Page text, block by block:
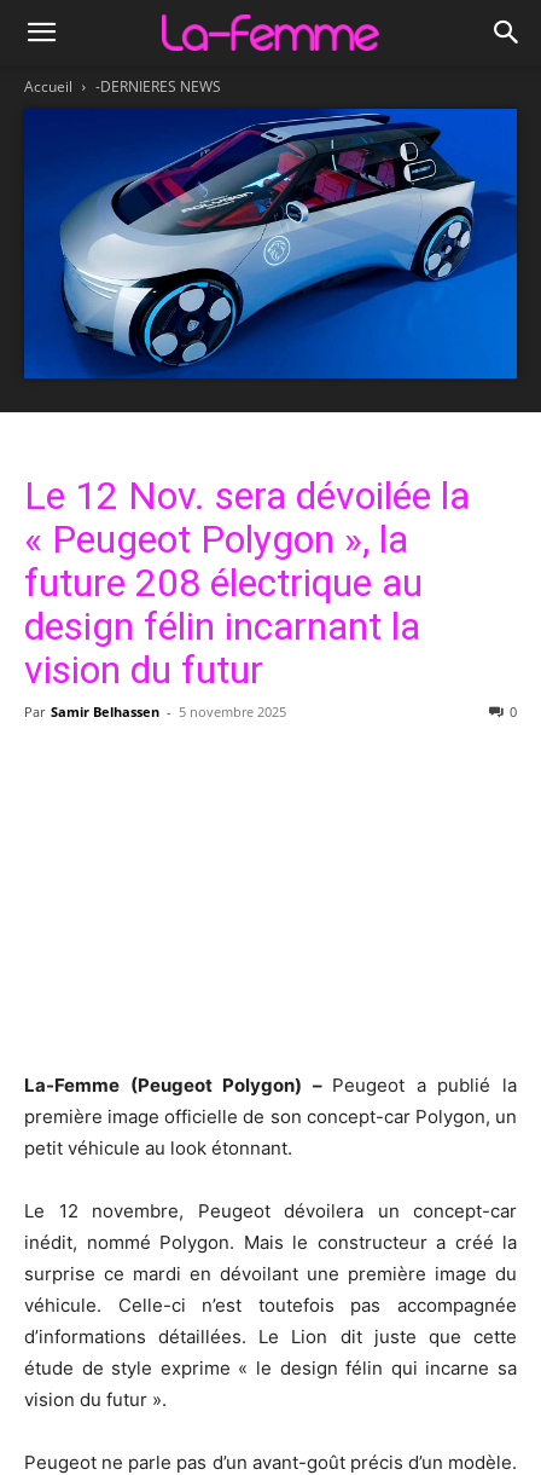
Accueil -DERNIERES NEWS
Le 12 Nov. sera dévoilée la
« Peugeot Polygon », la
future 208 électrique au
design félin incarnant la
vision du futur
Par Samir Belhassen - 5 novembre 2025 0
La-Femme (Peugeot Polygon) – Peugeot a publié la
première image officielle de son concept-car Polygon, un
petit véhicule au look étonnant.
Le 12 novembre, Peugeot dévoilera un concept-car
inédit, nommé Polygon. Mais le constructeur a créé la
surprise ce mardi en dévoilant une première image du
véhicule. Celle-ci n’est toutefois pas accompagnée
d’informations détaillées. Le Lion dit juste que cette
étude de style exprime « le design félin qui incarne sa
vision du futur ».
Peugeot ne parle pas d’un avant-goût précis d’un modèle.